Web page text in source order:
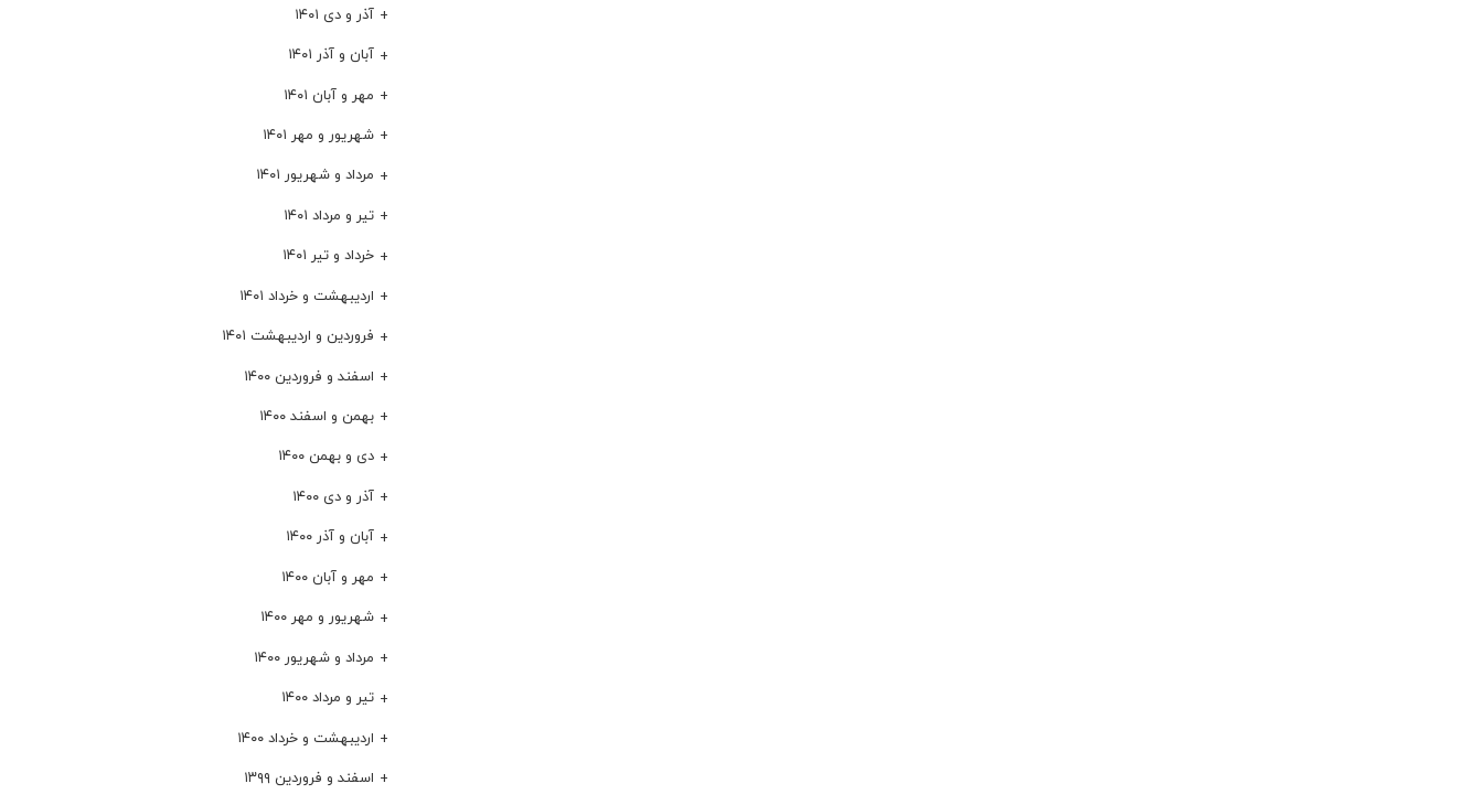
آذر و دی ۱۴۰۱
آبان و آذر ۱۴۰۱
مهر و آبان ۱۴۰۱
شهریور و مهر ۱۴۰۱
مرداد و شهریور ۱۴۰۱
تیر و مرداد ۱۴۰۱
خرداد و تیر ۱۴۰۱
اردیبهشت و خرداد ۱۴۰۱
فروردین و اردیبهشت ۱۴۰۱
اسفند و فروردین ۱۴۰۰
بهمن و اسفند ۱۴۰۰
دی و بهمن ۱۴۰۰
آذر و دی ۱۴۰۰
آبان و آذر ۱۴۰۰
مهر و آبان ۱۴۰۰
شهریور و مهر ۱۴۰۰
مرداد و شهریور ۱۴۰۰
تیر و مرداد ۱۴۰۰
اردیبهشت و خرداد ۱۴۰۰
اسفند و فروردین ۱۳۹۹